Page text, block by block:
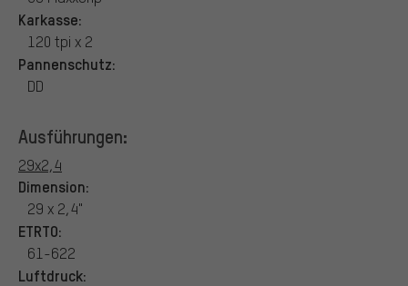
Karkasse:
120 tpi x 2
Pannenschutz:
DD
Ausführungen:
29x2,4
Dimension:
29 x 2,4"
ETRTO:
61-622
Luftdruck: